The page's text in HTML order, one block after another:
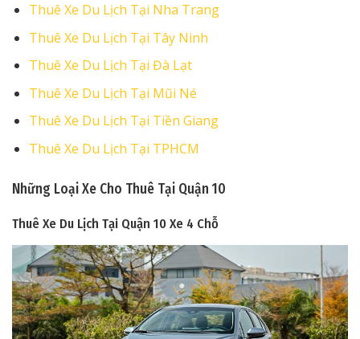
Thuê Xe Du Lịch Tại Nha Trang
Thuê Xe Du Lịch Tại Tây Ninh
Thuê Xe Du Lịch Tại Đà Lạt
Thuê Xe Du Lịch Tại Mũi Né
Thuê Xe Du Lịch Tại Tiền Giang
Thuê Xe Du Lịch Tại TPHCM
Những Loại Xe Cho Thuê Tại Quận 10
Thuê Xe Du Lịch Tại Quận 10 Xe 4 Chỗ